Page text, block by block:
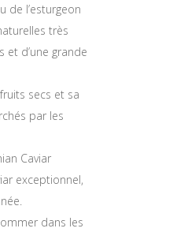
de l’esturgeon
très
et d’une grande
secs et sa
par les
Caviar
exceptionnel,
dans les